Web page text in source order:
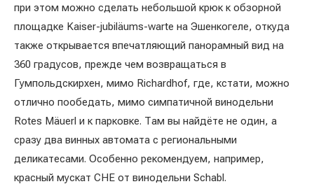
при этом можно сделать небольшой крюк к обзорной
площадке Kaiser-jubiläums-warte на Эшенкогеле, откуда
также открывается впечатляющий панорамный вид на
360 градусов, прежде чем возвращаться в
Гумпольдскирхен, мимо Richardhof, где, кстати, можно
отлично пообедать, мимо симпатичной винодельни
Rotes Mäuerl и к парковке. Там вы найдёте не один, а
сразу два винных автомата с региональными
деликатесами. Особенно рекомендуем, например,
красный мускат CHE от винодельни Schabl.